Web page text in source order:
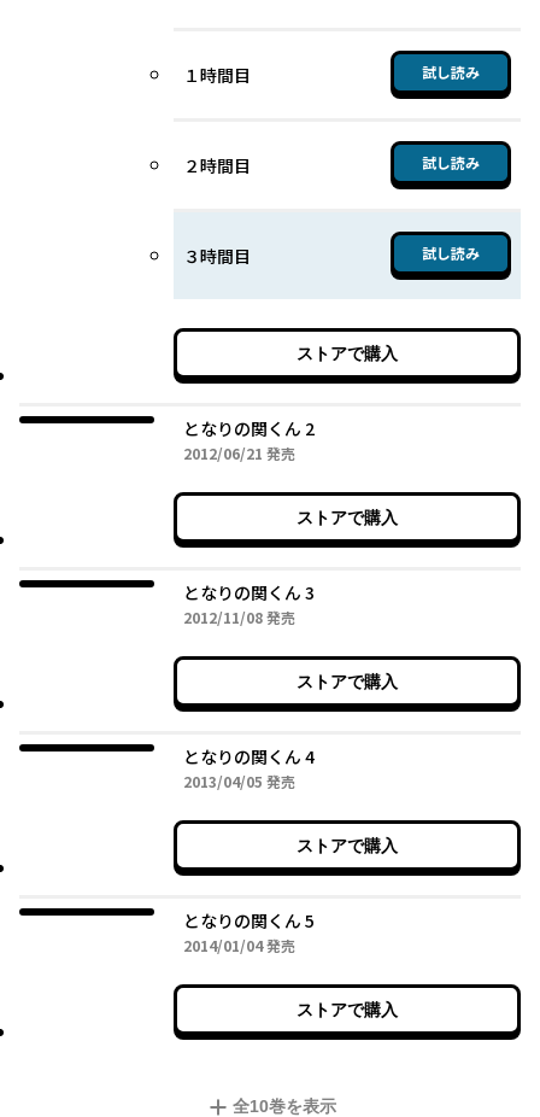
１時間目 試し読み
２時間目 試し読み
３時間目 試し読み
ストアで購入
となりの関くん 2
2012/06/21 2012年06月21日
発売
ストアで購入
となりの関くん 3
2012/11/082012年11月08日
発売
ストアで購入
となりの関くん 4
2013/04/05 2013年04月05日
発売
ストアで購入
となりの関くん 5
2014/01/042014年01月04日
発売
ストアで購入
全10巻を表示